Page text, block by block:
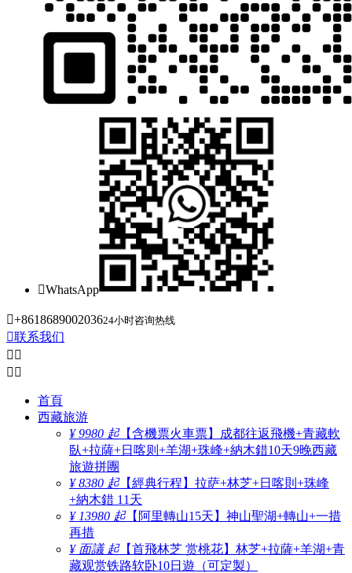
WhatsApp
+861868900203624小时咨询热线
联系我们
 
 
首頁
西藏旅游
¥ 9980 起【含機票火車票】成都往返飛機+青藏軟
臥+拉薩+日喀则+羊湖+珠峰+納木錯10天9晚西藏
旅遊拼團
¥ 8380 起【經典行程】拉萨+林芝+日喀則+珠峰
+納木錯 11天
¥ 13980 起【阿里轉山15天】神山聖湖+轉山+一措
再措
¥ 面議 起【首飛林芝 赏桃花】林芝+拉薩+羊湖+青
藏观赏铁路软卧10日遊（可定製）